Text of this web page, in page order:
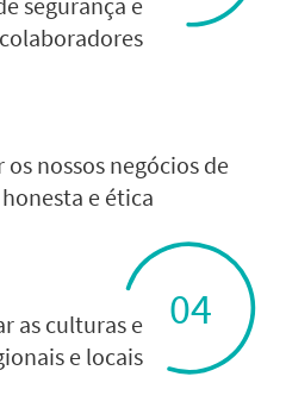
os nossos negócios de
e ética
04
as culturas e
e locais